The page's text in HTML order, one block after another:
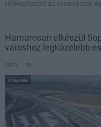
tájékoztatott az Innovációs
Hamarosan elkészül
városhoz legközelebb
2020.11.30
Útépítés